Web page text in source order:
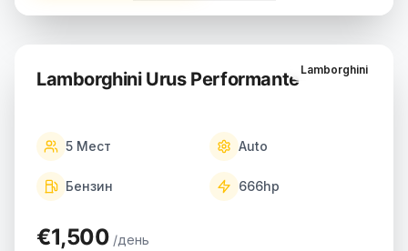
Lamborghini
Lamborghini Urus Performante
5 Мест Auto
Бензин 666hp
€1,500 /день